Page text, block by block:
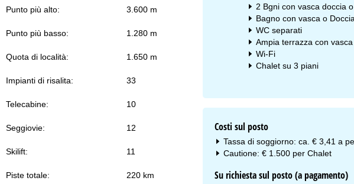
Punto più alto: 3.600 m
Punto più basso: 1.280 m
Quota di località: 1.650 m
Impianti di risalita: 33
Telecabine: 10
Seggiovie: 12
Skilift: 11
Piste totale: 220 km
2 Bgni con vasca doccia
Bagno con vasca o Doccia
WC separati
Ampia terrazza con
Wi-Fi
Chalet su 3 piani
Costi sul posto
Tassa di soggiorno: ca. € 3,41 a
Cautione: € 1.500 per Chalet
Su richiesta sul posto (a pagamento)